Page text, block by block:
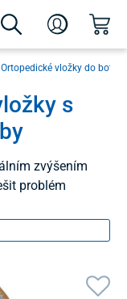
Ortopedické vložky do bot
s
zvýšením
problém